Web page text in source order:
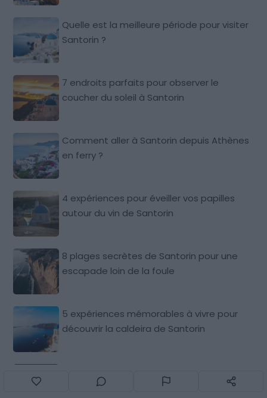
Quelle est la meilleure période pour visiter
Santorin ?
7 endroits parfaits pour observer le
coucher du soleil à Santorin
Comment aller à Santorin depuis Athènes
en ferry ?
4 expériences pour éveiller vos papilles
autour du vin de Santorin
8 plages secrètes de Santorin pour une
escapade loin de la foule
5 expériences mémorables à vivre pour
découvrir la caldeira de Santorin
itinéraires, tarifs, durées…